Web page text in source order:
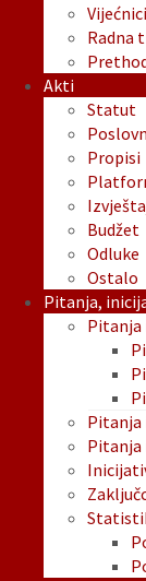
Radna
Akti
Statut
Propisi
Budžet
Odluke
Ostalo
Pitanja,
Pitanja
Pitanja
Pitanja